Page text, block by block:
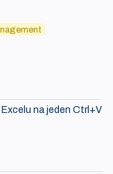
na jeden Ctrl+V